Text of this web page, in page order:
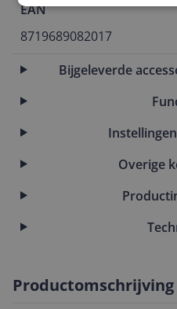
EAN
8719689082017
Bijgeleverde
Overige
Productomschrijving